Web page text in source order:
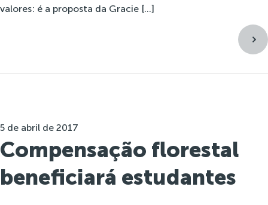
valores: é a proposta da Gracie […]
5 de abril de 2017
Compensação florestal
beneficiará estudantes